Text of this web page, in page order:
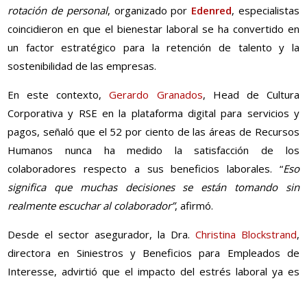
rotación de personal, organizado por Edenred, especialistas
coincidieron en que el bienestar laboral se ha convertido en
un factor estratégico para la retención de talento y la
sostenibilidad de las empresas.
En este contexto,Gerardo Granados, Head de Cultura
Corporativa y RSE en la plataforma digital para servicios y
pagos, señaló que el 52 por ciento de las áreas de Recursos
Humanos nunca ha medido la satisfacción de los
colaboradores respecto a sus beneficios laborales. “Eso
significa que muchas decisiones se están tomando sin
realmente escuchar al colaborador”, afirmó.
Desde el sector asegurador, la Dra. Christina Blockstrand,
directora en Siniestros y Beneficios para Empleados de
Interesse, advirtió que el impacto del estrés laboral ya es